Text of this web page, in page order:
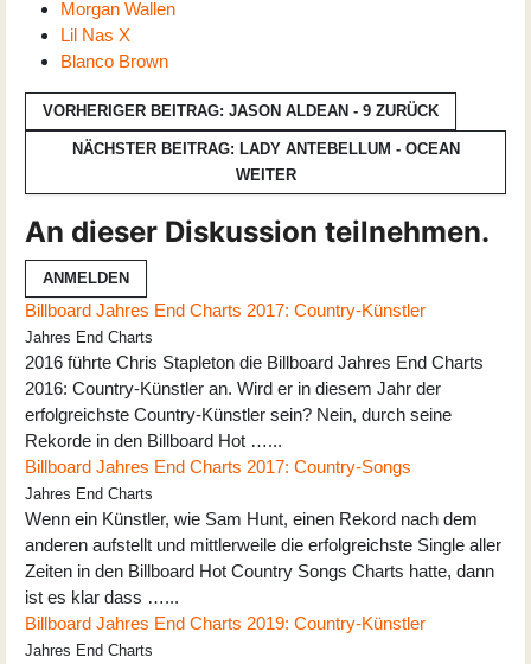
Morgan Wallen
Lil Nas X
Blanco Brown
VORHERIGER BEITRAG: JASON ALDEAN - 9 ZURÜCK
NÄCHSTER BEITRAG: LADY ANTEBELLUM - OCEAN
WEITER
An dieser Diskussion teilnehmen.
ANMELDEN
Billboard Jahres End Charts 2017: Country-Künstler
Jahres End Charts
2016 führte Chris Stapleton die Billboard Jahres End Charts
2016: Country-Künstler an. Wird er in diesem Jahr der
erfolgreichste Country-Künstler sein? Nein, durch seine
Rekorde in den Billboard Hot …...
Billboard Jahres End Charts 2017: Country-Songs
Jahres End Charts
Wenn ein Künstler, wie Sam Hunt, einen Rekord nach dem
anderen aufstellt und mittlerweile die erfolgreichste Single aller
Zeiten in den Billboard Hot Country Songs Charts hatte, dann
ist es klar dass …...
Billboard Jahres End Charts 2019: Country-Künstler
Jahres End Charts